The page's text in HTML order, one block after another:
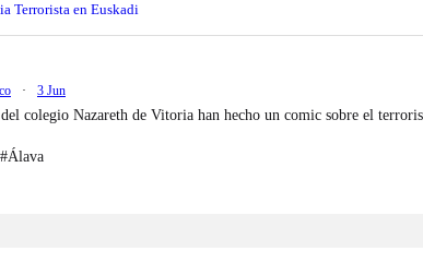
Terrorista en Euskadi
· 3 Jun
colegio Nazareth de Vitoria han hecho un comic sobre el